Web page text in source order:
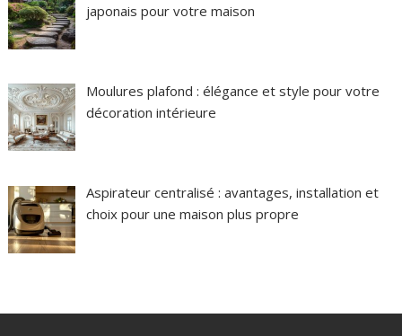
japonais pour votre maison
Moulures plafond : élégance et style pour votre
décoration intérieure
Aspirateur centralisé : avantages, installation et
choix pour une maison plus propre